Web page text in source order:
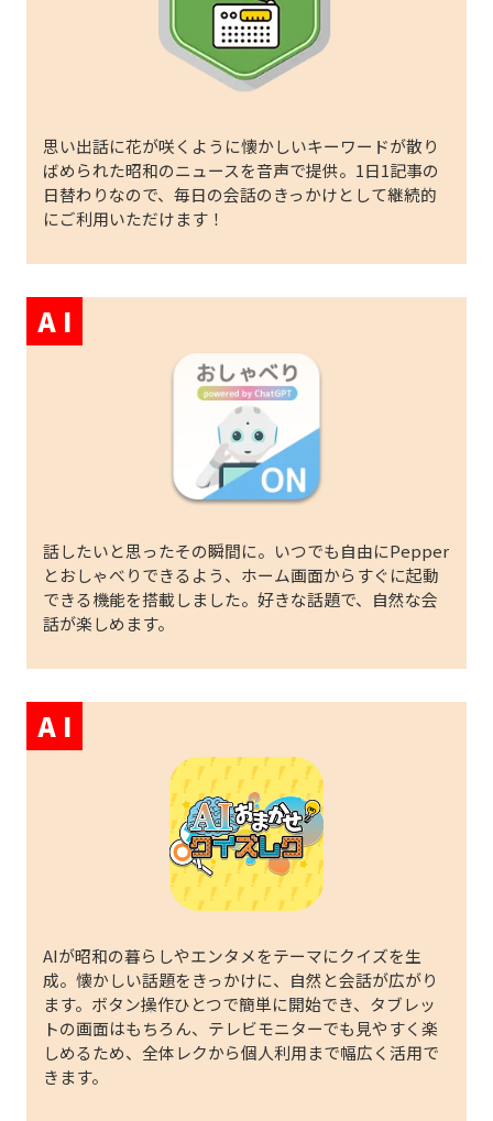
思い出話に花が咲くように懐かしいキーワードが散り
ばめられた昭和のニュースを音声で提供。1日1記事の
日替わりなので、毎日の会話のきっかけとして継続的
にご利用いただけます！
A I
話したいと思ったその瞬間に。いつでも自由にPepper
とおしゃべりできるよう、ホーム画面からすぐに起動
できる機能を搭載しました。好きな話題で、自然な会
話が楽しめます。
A I
AIが昭和の暮らしやエンタメをテーマにクイズを生
成。懐かしい話題をきっかけに、自然と会話が広がり
ます。ボタン操作ひとつで簡単に開始でき、タブレッ
トの画面はもちろん、テレビモニターでも見やすく楽
しめるため、全体レクから個人利用まで幅広く活用で
きます。